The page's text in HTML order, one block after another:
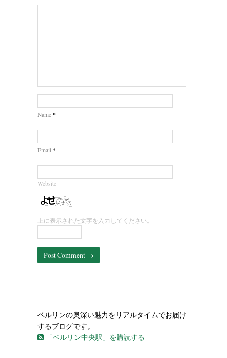
Name *
Email *
Website
上に表示された文字を入力してください。
ベルリンの奥深い魅力をリアルタイムでお届け
するブログです。
「ベルリン中央駅」を購読する